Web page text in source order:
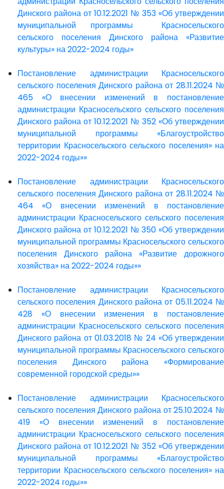
Динского района от 10.12.2021 № 353 «Об утверждении
муниципальной программы Красносельского
сельского поселения Динского района «Развитие
культуры» на 2022-2024 годы»
Постановление администрации Красносельского
сельского поселения Динского района от 28.11.2024 №
465 «О внесении изменений в постановление
администрации Красносельского сельского поселения
Динского района от 10.12.2021 № 352 «Об утверждении
муниципальной программы «Благоустройство
территории Красносельского сельского поселения» на
2022-2024 годы»»
Постановление администрации Красносельского
сельского поселения Динского района от 28.11.2024 №
464 «О внесении изменений в постановление
администрации Красносельского сельского поселения
Динского района от 10.12.2021 № 350 «Об утверждении
муниципальной программы Красносельского сельского
поселения Динского района «Развитие дорожного
хозяйства» на 2022-2024 годы»»
Постановление администрации Красносельского
сельского поселения Динского района от 05.11.2024 №
428 «О внесении изменения в постановление
администрации Красносельского сельского поселения
Динского района от 01.03.2018 № 24 «Об утверждении
муниципальной программы Красносельского сельского
поселения Динского района «Формирование
современной городской среды»»
Постановление администрации Красносельского
сельского поселения Динского района от 25.10.2024 №
419 «О внесении изменений в постановление
администрации Красносельского сельского поселения
Динского района от 10.12.2021 № 352 «Об утверждении
муниципальной программы «Благоустройство
территории Красносельского сельского поселения» на
2022-2024 годы»»